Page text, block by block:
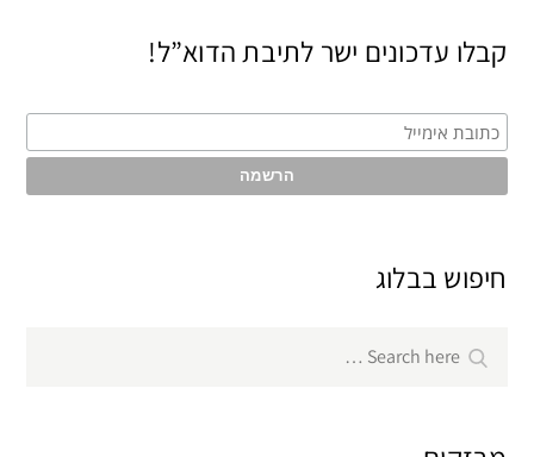
קבלו עדכונים ישר לתיבת הדוא”ל!
חיפוש בבלוג
for:
Search